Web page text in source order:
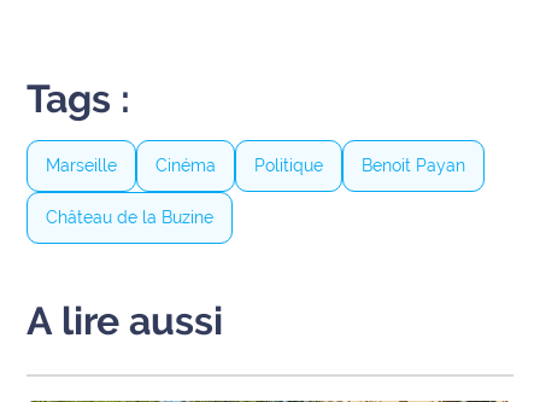
Tags :
Marseille Cinéma Politique Benoit Payan
Château de la Buzine
A lire aussi